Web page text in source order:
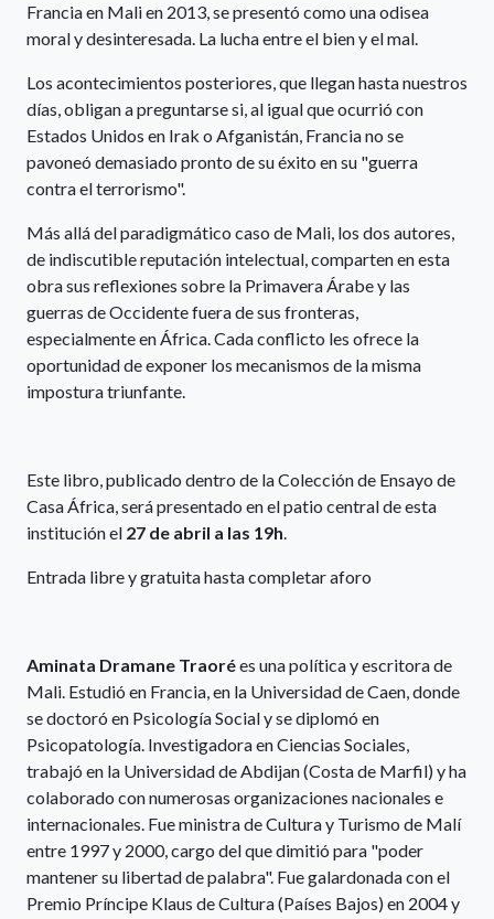
Francia en Mali en 2013, se presentó como una odisea
moral y desinteresada. La lucha entre el bien y el mal.
Los acontecimientos posteriores, que llegan hasta nuestros
días, obligan a preguntarse si, al igual que ocurrió con
Estados Unidos en Irak o Afganistán, Francia no se
pavoneó demasiado pronto de su éxito en su "guerra
contra el terrorismo".
Más allá del paradigmático caso de Mali, los dos autores,
de indiscutible reputación intelectual, comparten en esta
obra sus reflexiones sobre la Primavera Árabe y las
guerras de Occidente fuera de sus fronteras,
especialmente en África. Cada conflicto les ofrece la
oportunidad de exponer los mecanismos de la misma
impostura triunfante.
Este libro, publicado dentro de la Colección de Ensayo de
Casa África, será presentado en el patio central de esta
institución el 27 de abril a las 19h.
Entrada libre y gratuita hasta completar aforo
Aminata Dramane Traorées una política y escritora de
Mali. Estudió en Francia, en la Universidad de Caen, donde
se doctoró en Psicología Social y se diplomó en
Psicopatología. Investigadora en Ciencias Sociales,
trabajó en la Universidad de Abdijan (Costa de Marfil) y ha
colaborado con numerosas organizaciones nacionales e
internacionales. Fue ministra de Cultura y Turismo de Malí
entre 1997 y 2000, cargo del que dimitió para "poder
mantener su libertad de palabra". Fue galardonada con el
Premio Príncipe Klaus de Cultura (Países Bajos) en 2004 y